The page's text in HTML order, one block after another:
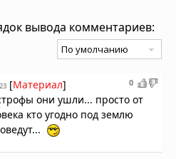
вывода комментариев:
0
[Материал]
они ушли... просто от
кто угодно под землю